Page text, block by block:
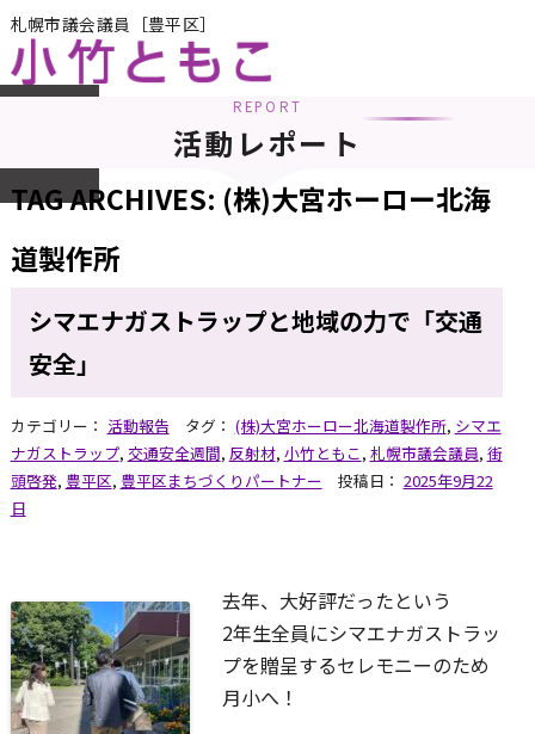
札幌市議会議員［豊平区］
REPORT
活動レポート
TAG ARCHIVES: (株)大宮ホーロー北海
道製作所
シマエナガストラップと地域の力で「交通
安全」
カテゴリー： 活動報告 タグ： (株)大宮ホーロー北海道製作所, シマエ
ナガストラップ, 交通安全週間, 反射材, 小竹ともこ, 札幌市議会議員, 街
頭啓発, 豊平区, 豊平区まちづくりパートナー 投稿日： 2025年9月22
日
去年、大好評だったという
2年生全員にシマエナガストラッ
プを贈呈するセレモニーのため
月小へ！